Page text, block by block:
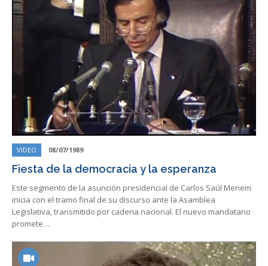
VIDEO 08/07/1989
Fiesta de la democracia y la esperanza
Este segmento de la asunción presidencial de Carlos Saúl Menem
inicia con el tramo final de su discurso ante la Asamblea
Legislativa, transmitido por cadena nacional. El nuevo mandatario
promete…